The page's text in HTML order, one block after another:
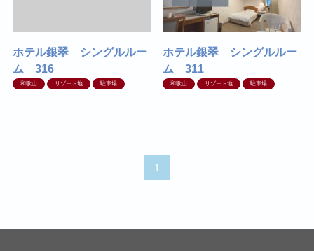
ホテル銀翠 シングルルー
ム 316
和歌山 リゾート地 駐車場
ホテル銀翠 シングルルー
ム 311
和歌山 リゾート地 駐車場
1